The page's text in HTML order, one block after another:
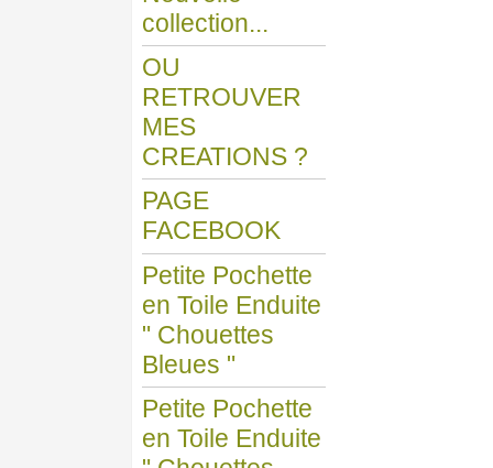
collection...
OU
RETROUVER
MES
CREATIONS ?
PAGE
FACEBOOK
Petite Pochette
en Toile Enduite
" Chouettes
Bleues "
Petite Pochette
en Toile Enduite